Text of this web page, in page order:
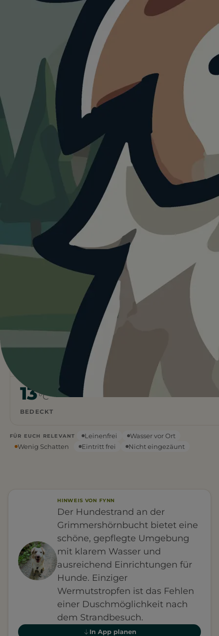
Visualisierung · KI
Hundetrand an der
Grimmershörnbuch
Heute ist ein guter Tagfür
Hundetrand an der
Grimmershörnbucht.
13°C und bedeckt. Kein Regen und kein direktes
Sonnenlicht. Für Hunde oft die angenehmsten
Bedingungen. Wasser ist vor Ort.
OpenWeatherMap
4/ 5
BEWERTUNG EINTRITT
13°C
BEDECKT
FÜR EUCH RELEVANT Leinenfrei
Wasser vor Ort
Wenig Schatten
Eintritt frei Nicht eingezäunt
HINWEIS VON FYNN
Der Hundestrand an der
Grimmershörnbucht bietet eine
schöne, gepflegte Umgebung
mit klarem Wasser und
ausreichend Einrichtungen für
Hunde. Einziger
Wermutstropfen ist das Fehlen
einer Duschmöglichkeit nach
dem Strandbesuch.
In App planen